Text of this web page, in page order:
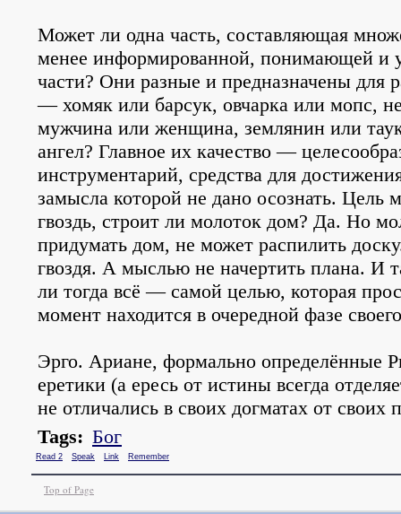
Может ли одна часть, составляющая
менее информированной, понимающей и
части? Они разные и предназначены для
— хомяк или барсук, овчарка или мопс,
мужчина или женщина, землянин или
ангел? Главное их качество —
инструментарий, средства для
замысла которой не дано осознать. Цель
гвоздь, строит ли молоток дом? Да. Но
придумать дом, не может распилить
гвоздя. А мыслью не начертить плана. И
ли тогда всё — самой целью, которая
момент находится в очередной фазе
Эрго. Ариане, формально определённые
еретики (а ересь от истины всегда
не отличались в своих догматах от своих
Tags: Бог
Read 2 Speak Link Remember
Top of Page